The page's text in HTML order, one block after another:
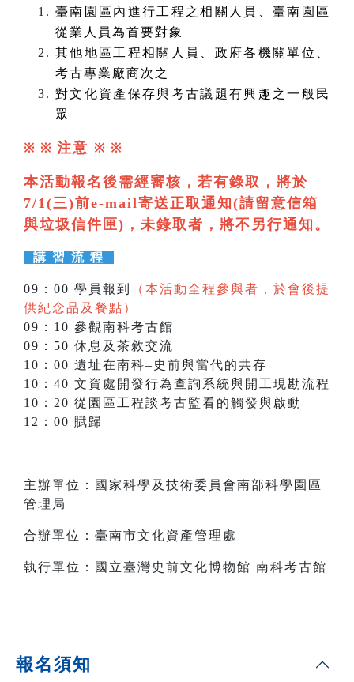
臺南園區內進行工程之相關人員、臺南園區
從業人員為首要對象
其他地區工程相關人員、政府各機關單位、
考古專業廠商次之
對文化資產保存與考古議題有興趣之一般民
眾
※ ※ 注意 ※ ※
本活動報名後需經審核，若有錄取，將於
7/1(三)前e-mail寄送正取通知(請留意信箱
與垃圾信件匣)，未錄取者，將不另行通知。
講 習 流 程
09：00 學員報到
（本活動全程參與者，於會後提
供紀念品及餐點）
09：10 參觀南科考古館
09：50 休息及茶敘交流
10：00 遺址在南科–史前與當代的共存
10：40 文資處開發行為查詢系統與開工現勘流程
10：20 從園區工程談考古監看的觸發與啟動
12：00 賦歸
主辦單位：國家科學及技術委員會南部科學園區
管理局
合辦單位：臺南市文化資產管理處
執行單位：國立臺灣史前文化博物館 南科考古館
報名須知